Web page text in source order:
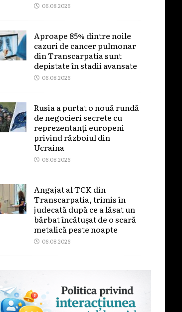
06.08.2026
Aproape 85% dintre noile
cazuri de cancer pulmonar
din Transcarpatia sunt
depistate în stadii avansate
06.08.2026
Rusia a purtat o nouă rundă
de negocieri secrete cu
reprezentanți europeni
privind războiul din
Ucraina
06.08.2026
Angajat al TCK din
Transcarpatia, trimis în
judecată după ce a lăsat un
bărbat încătușat de o scară
metalică peste noapte
06.08.2026